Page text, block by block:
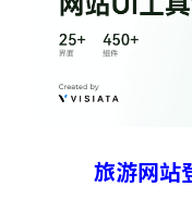
旅游网站